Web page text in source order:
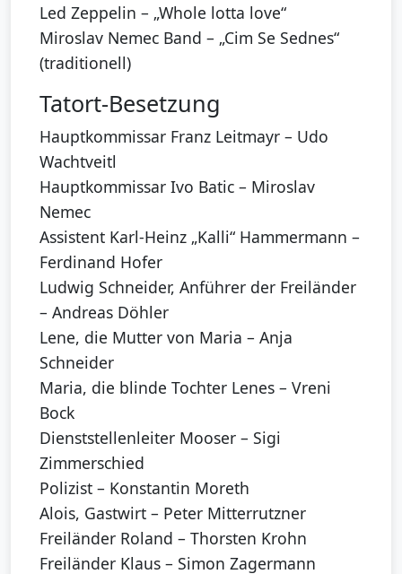
Led Zeppelin – „Whole lotta love“
Miroslav Nemec Band – „Cim Se Sednes“
(traditionell)
Tatort-Besetzung
Hauptkommissar Franz Leitmayr – Udo
Wachtveitl
Hauptkommissar Ivo Batic – Miroslav
Nemec
Assistent Karl-Heinz „Kalli“ Hammermann –
Ferdinand Hofer
Ludwig Schneider, Anführer der Freiländer
– Andreas Döhler
Lene, die Mutter von Maria – Anja
Schneider
Maria, die blinde Tochter Lenes – Vreni
Bock
Dienststellenleiter Mooser – Sigi
Zimmerschied
Polizist – Konstantin Moreth
Alois, Gastwirt – Peter Mitterrutzner
Freiländer Roland – Thorsten Krohn
Freiländer Klaus – Simon Zagermann